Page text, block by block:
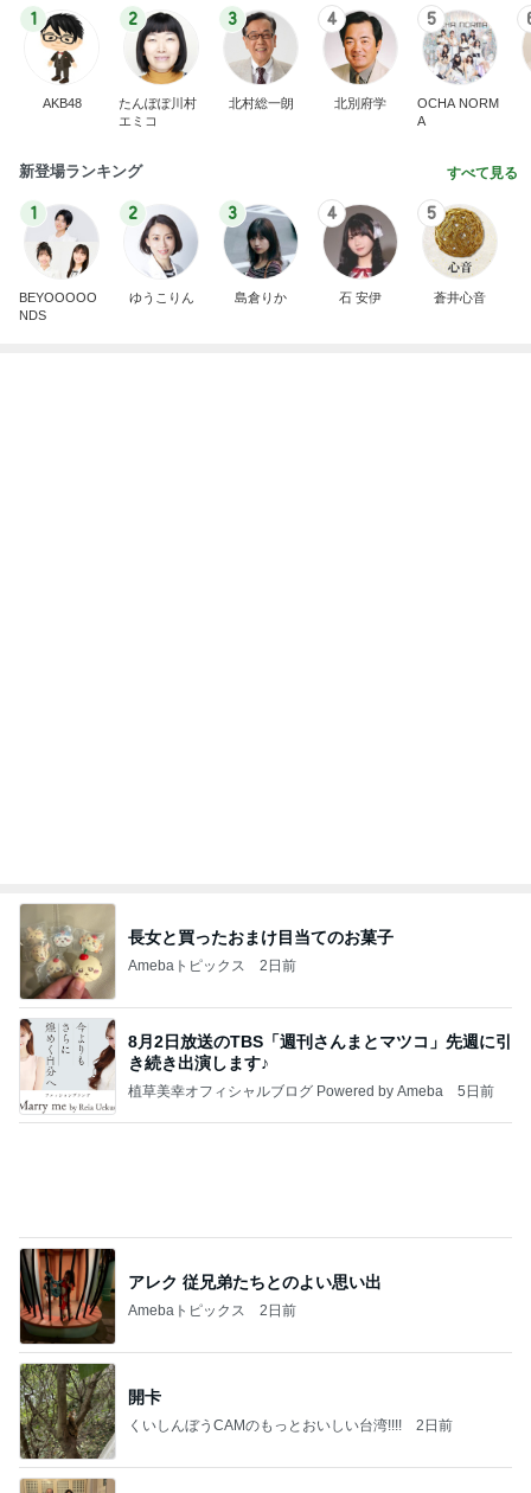
1
AKB48
2
たんぽぽ川村
エミコ
3
北村総一朗
4
北別府学
5
OCHA NORM
A
新登場ランキング すべて見る
1
BEYOOOOO
NDS
2
ゆうこりん
3
島倉りか
4
石 安伊
5
蒼井心音
長女と買ったおまけ目当てのお菓子
Amebaトピックス 2日前
8月2日放送のTBS「週刊さんまとマツコ」先週に引
き続き出演します♪
植草美幸オフィシャルブログ Powered by Ameba 5日前
アレク 従兄弟たちとのよい思い出
Amebaトピックス 2日前
開卡
くいしんぼうCAMのもっとおいしい台湾!!!! 2日前